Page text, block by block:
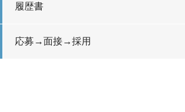
履歴書
応募→面接→採用